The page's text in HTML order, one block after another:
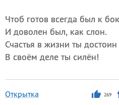
Чтоб готов всегда был к
И доволен был, как слон.
Счастья в жизни ты
В своём деле ты силён!
Открытка 269